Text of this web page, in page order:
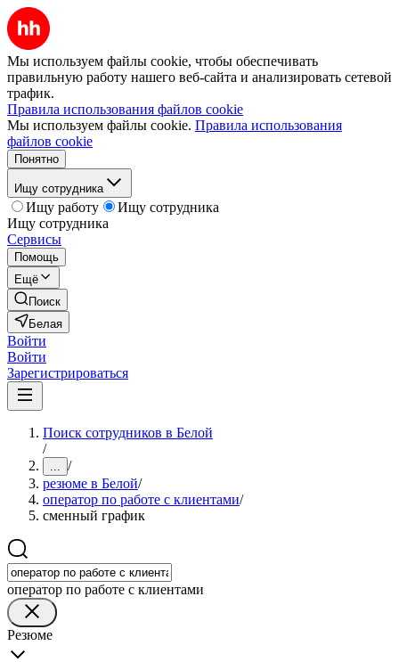
Мы используем файлы cookie, чтобы обеспечивать
правильную работу нашего веб-сайта и анализировать сетевой
трафик.
Правила использования файлов cookie
Мы используем файлы cookie. Правила использования
файлов cookie
Понятно
Ищу сотрудника
Ищу работу
Ищу сотрудника
Ищу сотрудника
Сервисы
Помощь
Ещё
Поиск
Белая
Войти
Войти
Зарегистрироваться
Поиск сотрудников в Белой
/
... /
резюме в Белой/
оператор по работе с клиентами/
сменный график
оператор по работе с клиентами
Резюме